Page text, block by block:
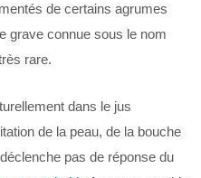
de certains agrumes
grave connue sous le nom
rare.
dans le jus
de la peau, de la bouche
pas de réponse du